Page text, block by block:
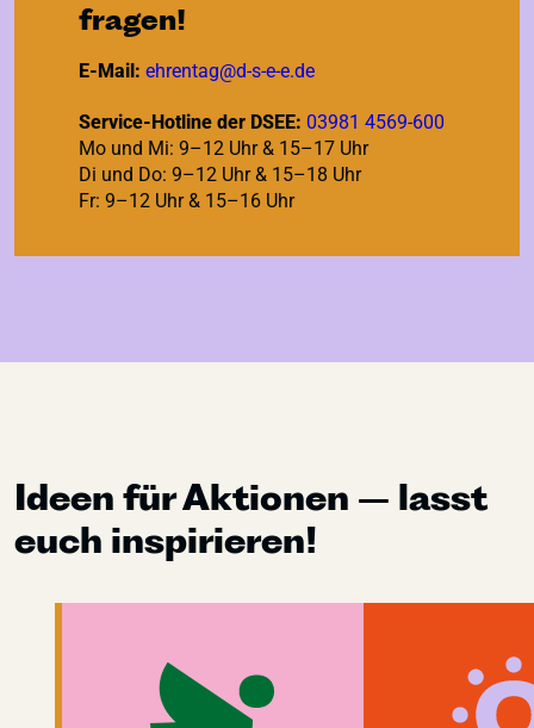
fragen!
E-Mail: ehrentag@d-s-e-e.de
Service-Hotline der DSEE: 03981 4569-600
Mo und Mi: 9–12 Uhr & 15–17 Uhr
Di und Do: 9–12 Uhr & 15–18 Uhr
Fr: 9–12 Uhr & 15–16 Uhr
Ideen für Aktionen – lasst
euch inspirieren!